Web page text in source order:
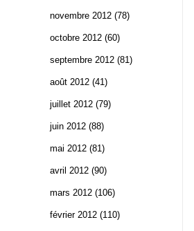
novembre 2012 (78)
octobre 2012 (60)
septembre 2012 (81)
août 2012 (41)
juillet 2012 (79)
juin 2012 (88)
mai 2012 (81)
avril 2012 (90)
mars 2012 (106)
février 2012 (110)